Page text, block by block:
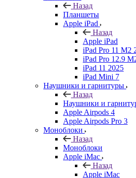
Назад
Планшеты
Apple iPad
Назад
Apple iPad
iPad Pro 11 M2
iPad Pro 12.9
iPad 11 2025
iPad Mini 7
Наушники и гарнитуры
Назад
Наушники и
Apple Airpods 4
Apple Airpods Pro 3
Моноблоки
Назад
Моноблоки
Apple iMac
Назад
Apple iMac